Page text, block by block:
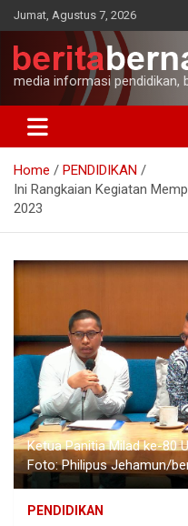
Skip
to
content
Jumat, Agustus 7, 2026
media informasi pendidikan,
Home
PENDIDIKAN
Ini Rangkaian Kegiatan
2023
Ketua Panitia Milad ke-80
Foto: Philipus Jehamun/
PENDIDIKAN